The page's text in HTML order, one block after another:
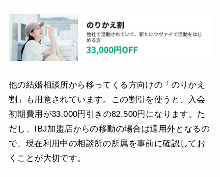
他の結婚相談所から移ってくる方向けの「のりかえ
割」も用意されています。この割引を使うと、入会
初期費用が33,000円引きの82,500円になります。た
だし、IBJ加盟店からの移動の場合は適用外となるの
で、現在利用中の相談所の所属を事前に確認してお
くことが大切です。